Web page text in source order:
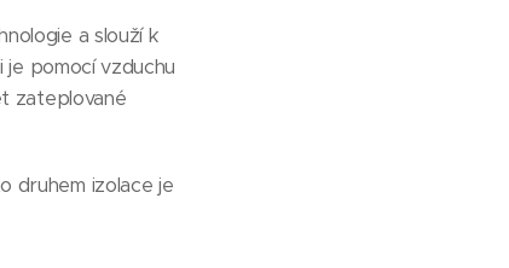
a slouží k
pomocí vzduchu
zateplované
druhem izolace je